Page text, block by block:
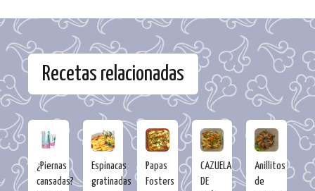
Recetas relacionadas
¿Piernas
cansadas?
Espinacas
gratinadas
Papas
Fosters
CAZUELA
DE
Anillitos
de